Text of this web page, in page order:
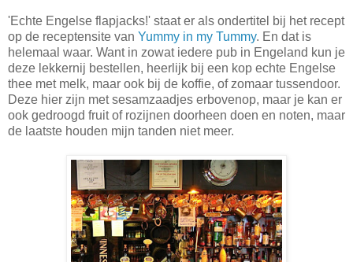
'Echte Engelse flapjacks!' staat er als ondertitel bij het recept
op de receptensite van Yummy in my Tummy. En dat is
helemaal waar. Want in zowat iedere pub in Engeland kun je
deze lekkernij bestellen, heerlijk bij een kop echte Engelse
thee met melk, maar ook bij de koffie, of zomaar tussendoor.
Deze hier zijn met sesamzaadjes erbovenop, maar je kan er
ook gedroogd fruit of rozijnen doorheen doen en noten, maar
de laatste houden mijn tanden niet meer.